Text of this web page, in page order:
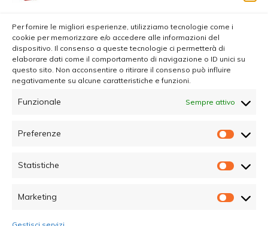
Per fornire le migliori esperienze, utilizziamo tecnologie come i
cookie per memorizzare e/o accedere alle informazioni del
dispositivo. Il consenso a queste tecnologie ci permetterà di
elaborare dati come il comportamento di navigazione o ID unici su
questo sito. Non acconsentire o ritirare il consenso può influire
negativamente su alcune caratteristiche e funzioni.
Funzionale Sempre attivo
Preferenze
Statistiche
Marketing